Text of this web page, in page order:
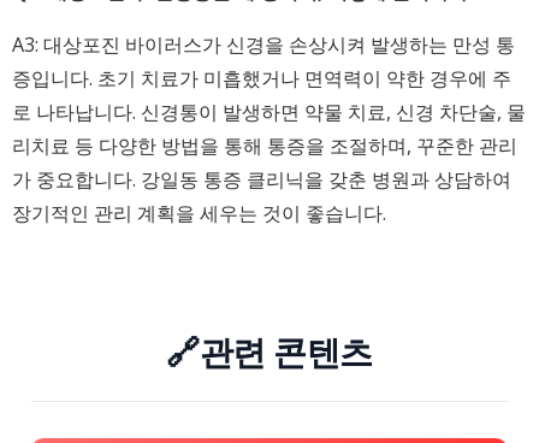
A3: 대상포진 바이러스가 신경을 손상시켜 발생하는 만성 통
증입니다. 초기 치료가 미흡했거나 면역력이 약한 경우에 주
로 나타납니다. 신경통이 발생하면 약물 치료, 신경 차단술, 물
리치료 등 다양한 방법을 통해 통증을 조절하며, 꾸준한 관리
가 중요합니다. 강일동 통증 클리닉을 갖춘 병원과 상담하여
장기적인 관리 계획을 세우는 것이 좋습니다.
🔗관련 콘텐츠